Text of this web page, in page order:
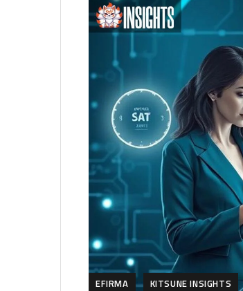
EFIRMA KITSUNE INSIGHTS